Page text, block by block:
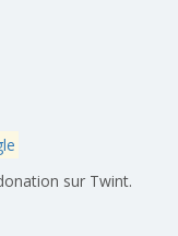
sur Twint.